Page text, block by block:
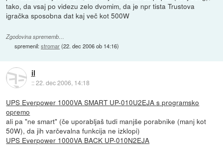
tako, da vsaj po videzu zelo dvomim, da je npr tista Trustova
igračka sposobna dat kaj več kot 500W
Zgodovina sprememb…
spremenil:stromar(22. dec 2006 ob 14:16)
il
::22. dec 2006, 14:18
UPS Everpower 1000VA SMART UP-010U2EJA s programsko
opremo
ali pa "ne smart" (če uporabljaš tudi manjše porabnike (manj kot
50W), da jih varčevalna funkcija ne izklopi)
UPS Everpower 1000VA BACK UP-010N2EJA